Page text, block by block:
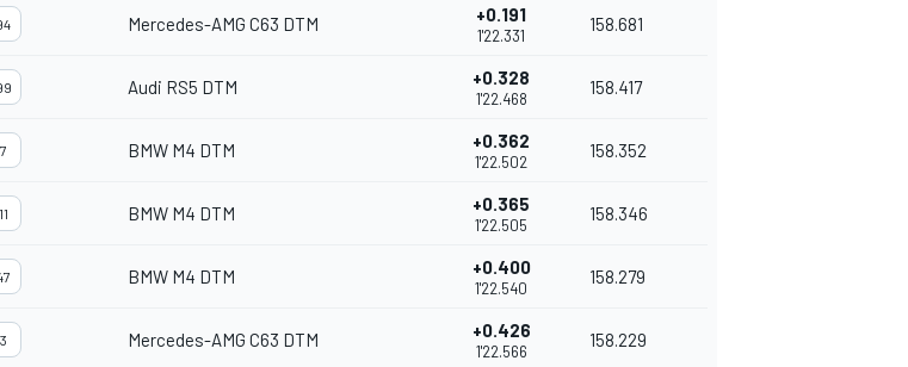
Mercedes-AMG C63 DTM +0.191
1'22.331
158.681
Audi RS5 DTM +0.328
1'22.468
158.417
7 BMW M4 DTM +0.362
1'22.502
158.352
11 BMW M4 DTM +0.365
1'22.505
158.346
BMW M4 DTM +0.400
1'22.540
158.279
3 Mercedes-AMG C63 DTM +0.426
1'22.566
158.229